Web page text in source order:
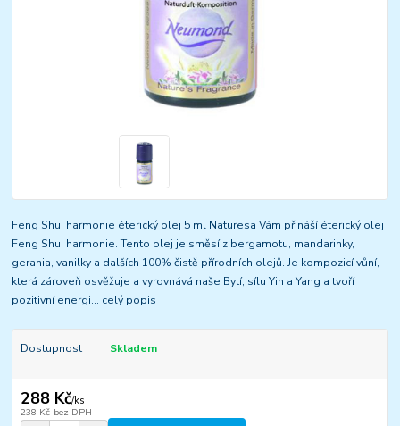
Feng Shui harmonie éterický olej 5 ml Naturesa Vám přináší éterický olej
Feng Shui harmonie. Tento olej je směsí z bergamotu, mandarinky,
gerania, vanilky a dalších 100% čistě přírodních olejů. Je kompozicí vůní,
která zároveň osvěžuje a vyrovnává naše Bytí, sílu Yin a Yang a tvoří
pozitivní energi... celý popis
Dostupnost Skladem
288 Kč/ks
238 Kč bez DPH